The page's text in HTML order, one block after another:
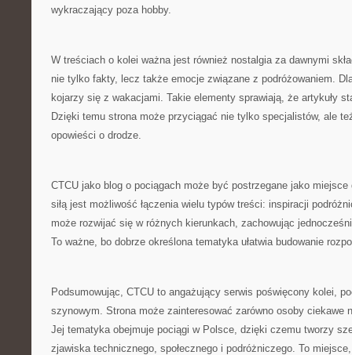
wykraczający poza hobby.
W treściach o kolei ważna jest również nostalgia za dawnymi
nie tylko fakty, lecz także emocje związane z podróżowaniem.
kojarzy się z wakacjami. Takie elementy sprawiają, że artykuły
Dzięki temu strona może przyciągać nie tylko specjalistów, ale
opowieści o drodze.
CTCU jako blog o pociągach może być postrzegane jako
siłą jest możliwość łączenia wielu typów treści: inspiracji
może rozwijać się w różnych kierunkach, zachowując
To ważne, bo dobrze określona tematyka ułatwia budowanie
Podsumowując, CTCU to angażujący serwis poświęcony kolei,
szynowym. Strona może zainteresować zarówno osoby ciekawe
Jej tematyka obejmuje pociągi w Polsce, dzięki czemu tworzy
zjawiska technicznego, społecznego i podróżniczego. To